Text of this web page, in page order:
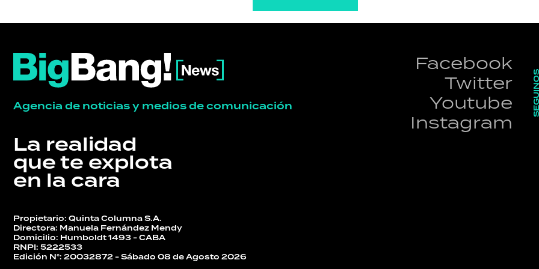
Agencia de noticias y medios de comunicación
La realidad
que te explota
en la cara
Facebook
Twitter
Youtube
Instagram
Propietario: Quinta Columna S.A.
Directora: Manuela Fernández Mendy
Domicilio: Humboldt 1493 - CABA
RNPI: 5222533
Edición N°: 20032872 - Sábado 08 de Agosto 2026